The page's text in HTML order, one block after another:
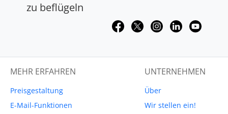
zu beflügeln
MEHR ERFAHREN
Preisgestaltung
E-Mail-Funktionen
UNTERNEHMEN
Über
Wir stellen ein!